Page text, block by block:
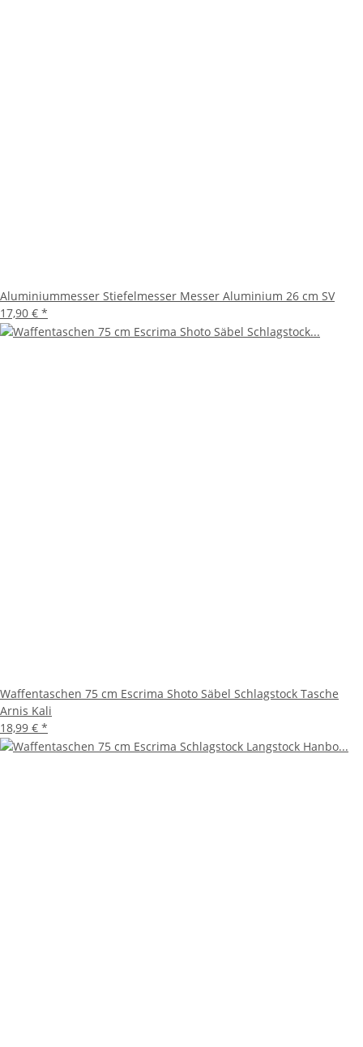
Aluminiummesser Stiefelmesser Messer Aluminium 26 cm SV
17,90 € *
Waffentaschen 75 cm Escrima Shoto Säbel Schlagstock Tasche
Arnis Kali
18,99 € *